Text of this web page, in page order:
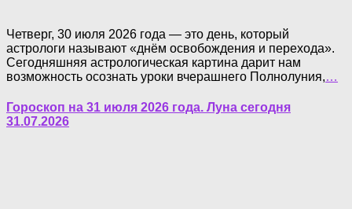
Четверг, 30 июля 2026 года — это день, который
астрологи называют «днём освобождения и перехода».
Сегодняшняя астрологическая картина дарит нам
возможность осознать уроки вчерашнего Полнолуния,…
Гороскоп на 31 июля 2026 года. Луна сегодня
31.07.2026